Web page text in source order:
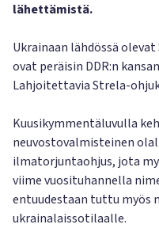
lähettämistä.
Ukrainaan lähdössä
ovat peräisin DDR:n
Lahjoitettavia Strela-
Kuusikymmentäluvulla
neuvostovalmisteinen
ilmatorjuntaohjus, jota
viime vuosituhannella
entuudestaan tuttu myös
ukrainalaissotilaalle.